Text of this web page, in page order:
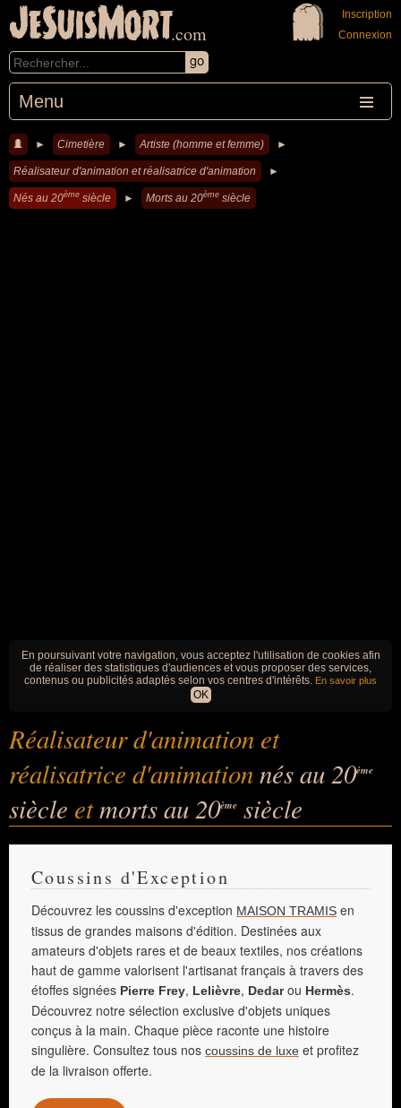
JeSuisMort.com
Menu
Inscription
Connexion
► Cimetière ► Artiste (homme et femme) ►
Réalisateur d'animation et réalisatrice d'animation ►
Nés au 20ème siècle ► Morts au 20ème siècle
En poursuivant votre navigation, vous acceptez l'utilisation de cookies afin
de réaliser des statistiques d'audiences et vous proposer des services,
contenus ou publicités adaptés selon vos centres d'intérêts. En savoir plus
OK
Réalisateur d'animation et
réalisatrice d'animationnés au 20ème
siècle etmorts au 20ème siècle
Coussins d'Exception
Découvrez les coussins d'exception MAISON TRAMIS en
tissus de grandes maisons d'édition. Destinées aux
amateurs d'objets rares et de beaux textiles, nos créations
haut de gamme valorisent l'artisanat français à travers des
étoffes signées Pierre Frey, Lelièvre, Dedarou Hermès.
Découvrez notre sélection exclusive d'objets uniques
conçus à la main. Chaque pièce raconte une histoire
singulière. Consultez tous nos coussins de luxe et profitez
de la livraison offerte.